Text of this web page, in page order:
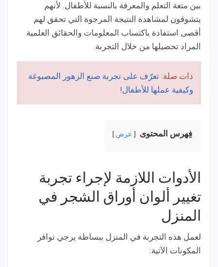
بين متعة التعلم والمعرفة بالنسبة للأطفال. لأنهم
يتشوقون لمشاهدة النتيجة المرجوة التي تحقق لهم
أقصى استفادة باكتساب المعلومات والحقائق العلمية
المراد تحصيلها من خلال التجربة.
ذات صلة: تعرّف على تجربة صنع الزهور المصبوغة
وكيفية عملها للأطفال!
فِهرس المحتوى عرض
الأدوات اللازمة لإجراء تجربة
تغيير ألوان أوراق الشجر في
المنزل
لعمل هذه التجربة في المنزل ببساطة يرجي توافر
المكونات الآتية: